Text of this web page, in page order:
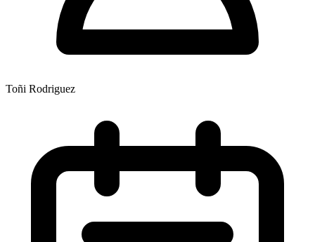
Toñi Rodriguez